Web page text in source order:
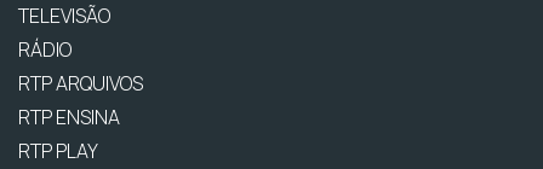
TELEVISÃO
RÁDIO
RTP ARQUIVOS
RTP ENSINA
RTP PLAY